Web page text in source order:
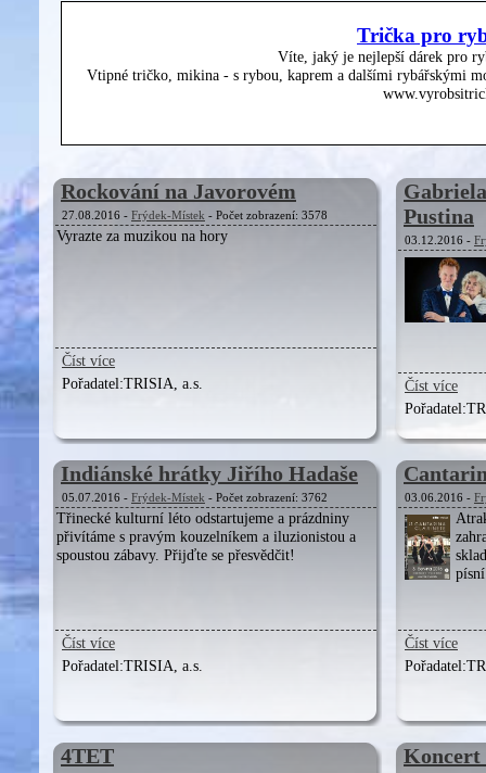
Trička pro
Víte, jaký je nejlepší dárek pro
Vtipné tričko, mikina - s rybou, kaprem a dalšími rybářskými
Rockování na Javorovém
27.08.2016 - Frýdek-Místek - Počet zobrazení: 3578
Vyrazte za muzikou na hory
Číst více
Pořadatel:TRISIA, a.s.
Pustina
03.12.2016 -
Číst více
Pořadatel:
Indiánské hrátky Jiřího Hadaše
05.07.2016 - Frýdek-Místek - Počet zobrazení: 3762
Třinecké kulturní léto odstartujeme a prázdniny
přivítáme s pravým kouzelníkem a iluzionistou a
spoustou zábavy. Přijďte se přesvědčit!
Číst více
Pořadatel:TRISIA, a.s.
03.06.2016 -
Číst více
Pořadatel:
4TET Koncert